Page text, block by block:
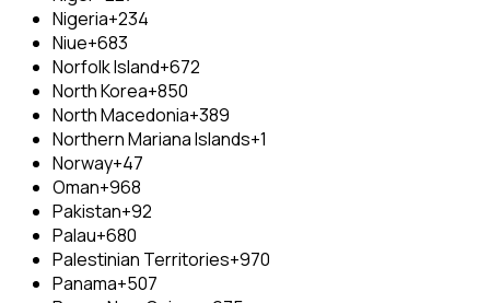
Nigeria+234
Niue+683
Norfolk Island+672
North Korea+850
North Macedonia+389
Northern Mariana Islands+1
Norway+47
Oman+968
Pakistan+92
Palau+680
Palestinian Territories+970
Panama+507